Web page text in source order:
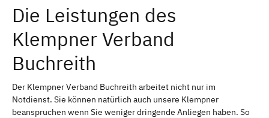
Die Leistungen des
Klempner Verband
Buchreith
Der Klempner Verband Buchreith arbeitet nicht nur im
Notdienst. Sie können natürlich auch unsere Klempner
beanspruchen wenn Sie weniger dringende Anliegen haben. So